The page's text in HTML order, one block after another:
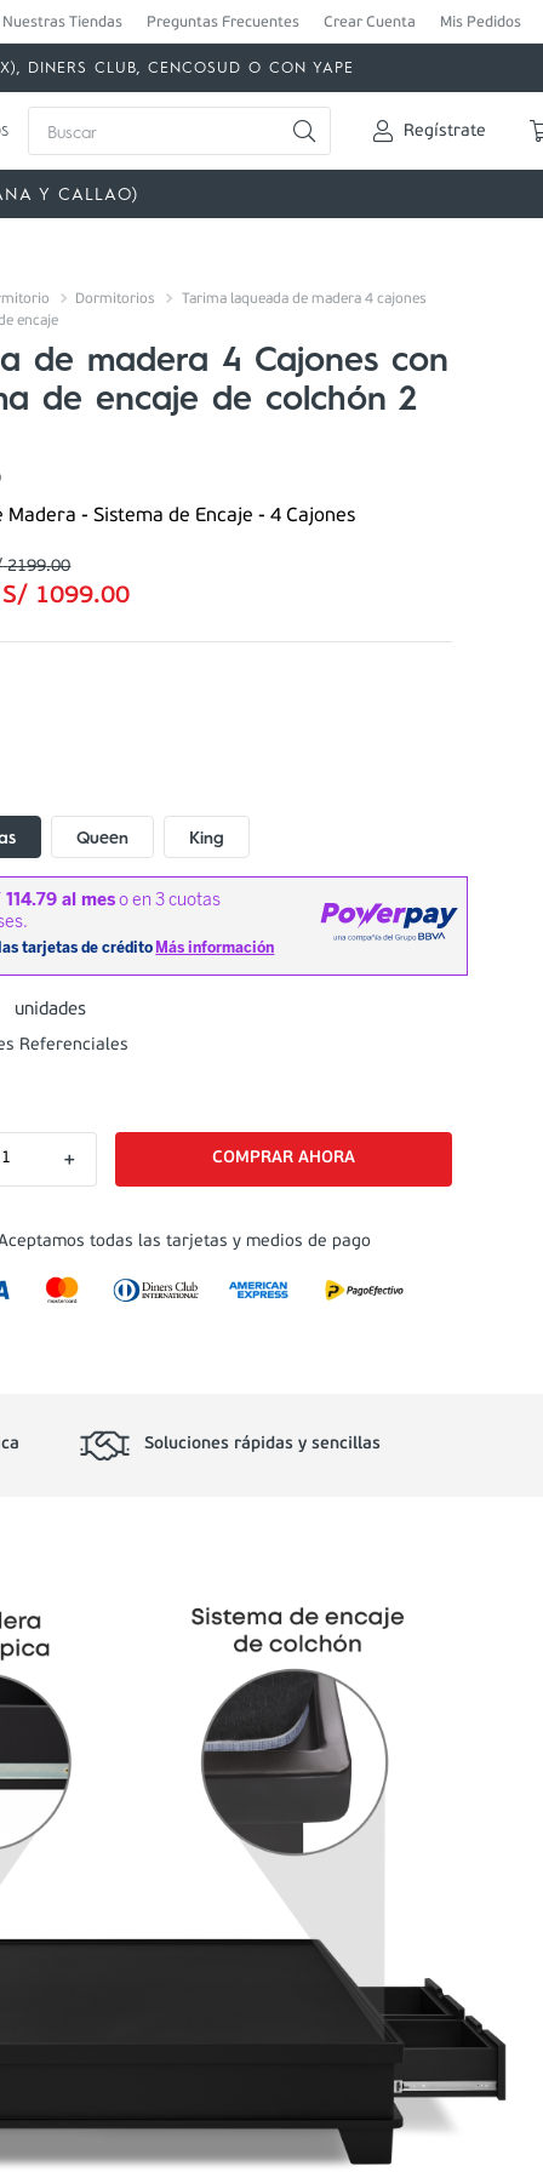
Nuestras Tiendas Preguntas Frecuentes Crear Cuenta Mis Pedidos
DINERS CLUB, CENCOSUD O CON YAPE
Regístrate
Y CALLAO)
Dormitorios
Tarima laqueada de madera 4 cajones
encaje
de madera 4 Cajones con
de encaje de colchón 2
Madera - Sistema de Encaje - 4 Cajones
2199.00
S/ 1099.00
Queen King
unidades
Referenciales
＋
todas las tarjetas y medios de pago
Soluciones rápidas y sencillas